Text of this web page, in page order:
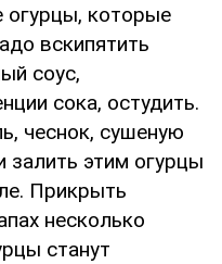
которые
вскипятить
соус,
сока, остудить.
чеснок, сушеную
залить этим огурцы
Прикрыть
несколько
станут